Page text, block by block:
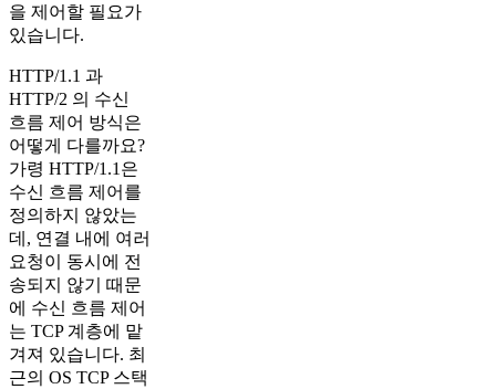
을 제어할 필요가
있습니다.
HTTP/1.1 과
HTTP/2 의 수신
흐름 제어 방식은
어떻게 다를까요?
가령 HTTP/1.1은
수신 흐름 제어를
정의하지 않았는
데, 연결 내에 여러
요청이 동시에 전
송되지 않기 때문
에 수신 흐름 제어
는 TCP 계층에 맡
겨져 있습니다. 최
근의 OS TCP 스택